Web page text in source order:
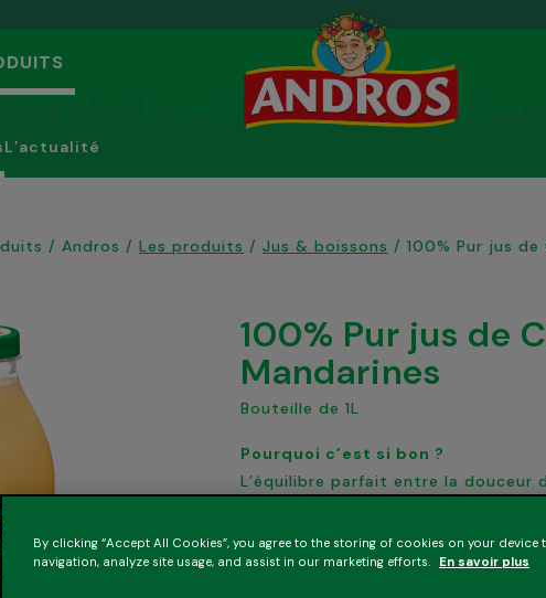
L’actualité
/ Andros / Les produits / Jus & boissons / 100% Pur jus
100% Pur jus de Clémentines & de
Mandarines
Bouteille de 1L
Pourquoi c’est si bon ?
L’équilibre parfait entre la douceur
mandarine. Un pur jus à déguster
énergisant.
By clicking “Accept All Cookies”, you agree to the storing of cookies on your device
navigation, analyze site usage, and assist in our marketing efforts. En savoir plus